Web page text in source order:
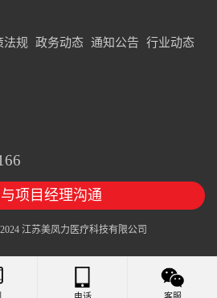
法规 政务动态 通知公告 行业动态
项目经理沟通
江苏美凤力医疗科技有限公司